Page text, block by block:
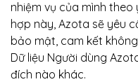
nhiệm vụ của mình
hợp này, Azota sẽ yêu
bảo mật, cam kết
Dữ liệu Người dùng
đích nào khác.